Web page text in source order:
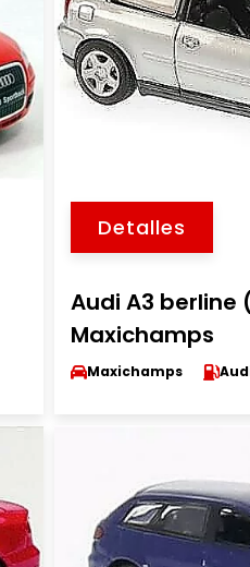
Detalles
Audi A3 berline
Maxichamps
Maxichamps